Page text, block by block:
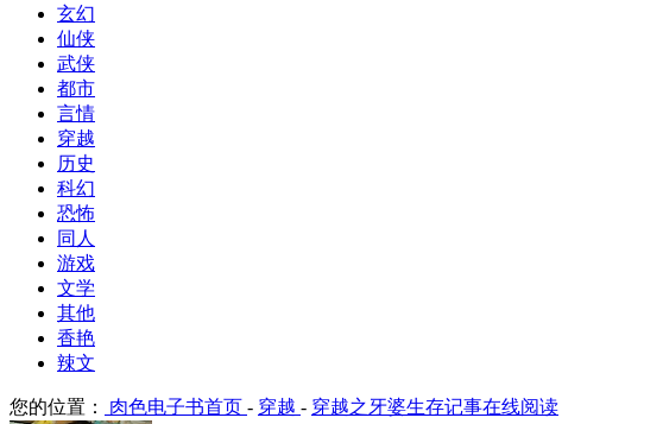
玄幻
仙侠
武侠
都市
言情
穿越
历史
科幻
恐怖
同人
游戏
文学
其他
香艳
辣文
您的位置： 肉色电子书首页 - 穿越 - 穿越之牙婆生存记事在线阅读